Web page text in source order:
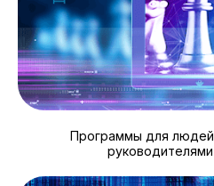
Программы для